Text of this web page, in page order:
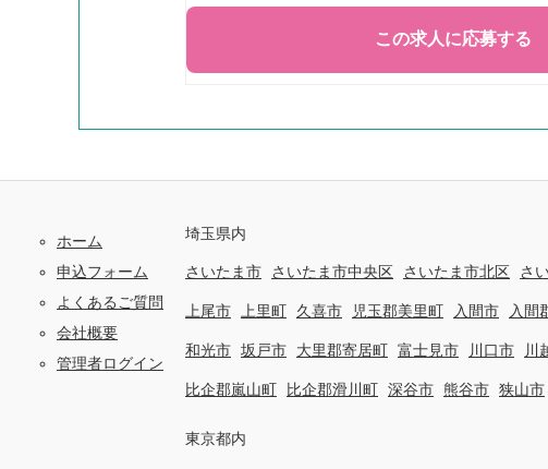
ホーム
申込フォーム
よくあるご質問
会社概要
管理者ログイン
埼玉県内
さいたま市 さいたま市中央区 さいたま市北区 さ
上尾市 上里町 久喜市 児玉郡美里町 入間市 入間
和光市 坂戸市 大里郡寄居町 富士見市 川口市 川
比企郡嵐山町 比企郡滑川町 深谷市 熊谷市 狭山市
東京都内